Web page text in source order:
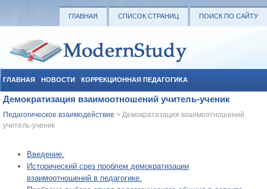
ГЛАВНАЯ СПИСОК СТРАНИЦ ПОИСК ПО САЙТУ
ГЛАВНАЯ НОВОСТИ КОРРЕКЦИОННАЯ ПЕДАГОГИКА
СОЦИАЛЬНАЯ ПЕДАГОГИКА УЧЕБНЫЕ МАТЕРИАЛЫ
Демократизация взаимоотношений учитель-ученик
Педагогическое взаимодействие > Демократизация взаимоотношений
учитель-ученик
Введение.
Исторический срез проблем демократизации
взаимоотношений в педагогике.